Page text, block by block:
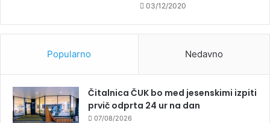
03/12/2020
Popularno Nedavno
Čitalnica ČUK bo med jesenskimi izpiti
prvič odprta 24 ur na dan
07/08/2026